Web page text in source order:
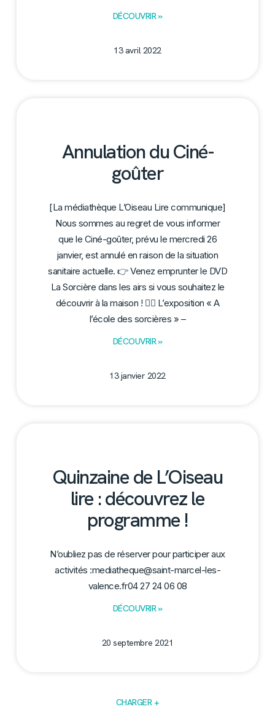
DÉCOUVRIR »
13 avril 2022
Annulation du Ciné-
goûter
[La médiathèque L’Oiseau Lire communique]
Nous sommes au regret de vous informer
que le Ciné-goûter, prévu le mercredi 26
janvier, est annulé en raison de la situation
sanitaire actuelle. 👉 Venez emprunter le DVD
La Sorcière dans les airs si vous souhaitez le
découvrir à la maison ! 🧙‍♀️ L’exposition « A
l’école des sorcières » –
DÉCOUVRIR »
13 janvier 2022
Quinzaine de L’Oiseau
lire : découvrez le
programme !
N’oubliez pas de réserver pour participer aux
activités :mediatheque@saint-marcel-les-
valence.fr04 27 24 06 08
DÉCOUVRIR »
20 septembre 2021
CHARGER +